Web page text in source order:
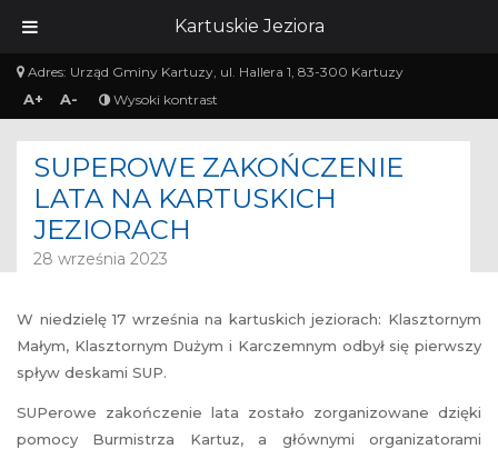
Adres: Urząd Gminy Kartuzy, ul. Hallera 1, 83-300 Kartuzy
A+ A- Wysoki kontrast
SUPEROWE ZAKOŃCZENIE
LATA NA KARTUSKICH
JEZIORACH
28 września 2023
W niedzielę 17 września na kartuskich jeziorach: Klasztornym
Małym, Klasztornym Dużym i Karczemnym odbył się pierwszy
spływ deskami SUP.
SUPerowe zakończenie lata zostało zorganizowane dzięki
pomocy Burmistrza Kartuz, a głównymi organizatorami
Kartuskie Jeziora